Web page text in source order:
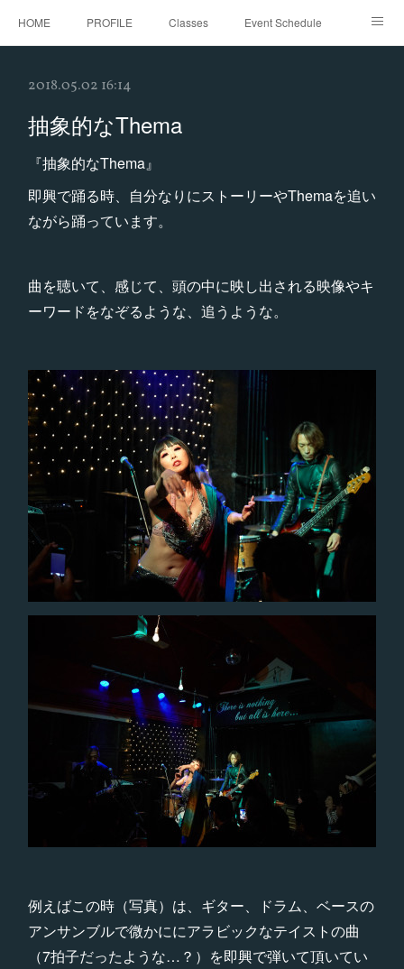
HOME PROFILE Classes Event Schedule
2018.05.02 16:14
抽象的なThema
『抽象的なThema』
即興で踊る時、自分なりにストーリーやThemaを追い
ながら踊っています。
曲を聴いて、感じて、頭の中に映し出される映像やキ
ーワードをなぞるような、追うような。
例えばこの時（写真）は、ギター、ドラム、ベースの
アンサンブルで微かににアラビックなテイストの曲
（7拍子だったような…？）を即興で弾いて頂いてい